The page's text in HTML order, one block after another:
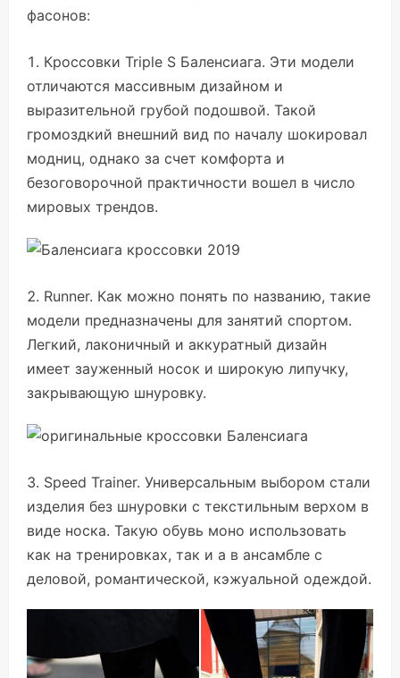
фасонов:
Кроссовки Triple S Баленсиага. Эти модели
отличаются массивным дизайном и
выразительной грубой подошвой. Такой
громоздкий внешний вид по началу шокировал
модниц, однако за счет комфорта и
безоговорочной практичности вошел в число
мировых трендов.
Runner. Как можно понять по названию, такие
модели предназначены для занятий спортом.
Легкий, лаконичный и аккуратный дизайн
имеет зауженный носок и широкую липучку,
закрывающую шнуровку.
Speed Trainer. Универсальным выбором стали
изделия без шнуровки с текстильным верхом в
виде носка. Такую обувь моно использовать
как на тренировках, так и а в ансамбле с
деловой, романтической, кэжуальной одеждой.